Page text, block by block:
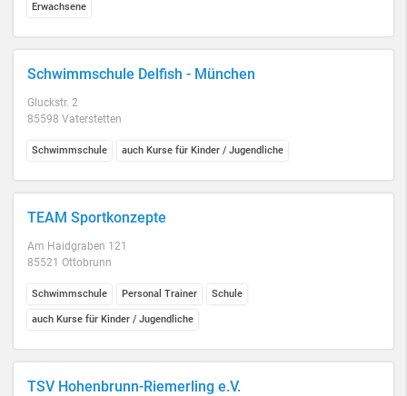
Erwachsene
Schwimmschule Delfish - München
Gluckstr. 2
85598 Vaterstetten
Schwimmschule auch Kurse für Kinder / Jugendliche
TEAM Sportkonzepte
Am Haidgraben 121
85521 Ottobrunn
Schwimmschule Personal Trainer Schule
auch Kurse für Kinder / Jugendliche
TSV Hohenbrunn-Riemerling e.V.